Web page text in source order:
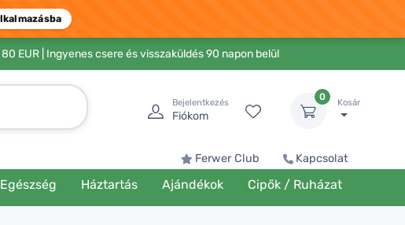
EUR | Ingyenes csere és visszaküldés 90 napon belül
Bejelentkezés
Fiókom
0
Kosár
Ferwer Club Kapcsolat
Egészség Háztartás Ajándékok Cipők / Ruházat